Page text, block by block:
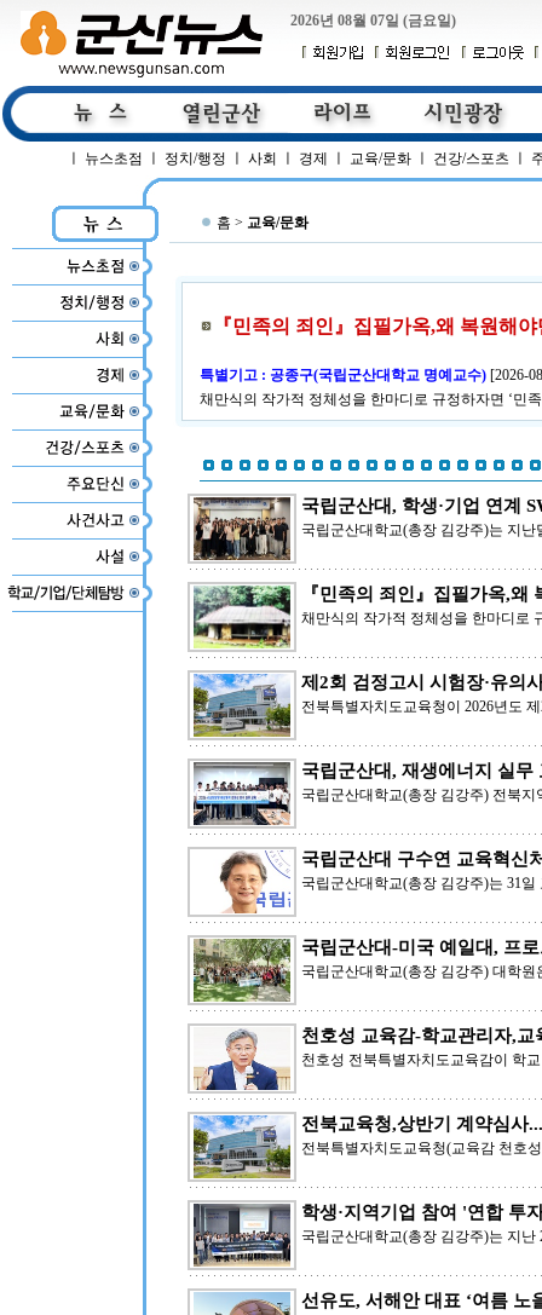
2026년 08월 07일 (금요일)
뉴스초점 정치/행정 사회 경제 교육/문화 건강/스포츠
홈 > 교육/문화
『민족의 죄인』집필가옥,왜 복원해
특별기고 : 공종구(국립군산대학교 명예교수) [2026-
채만식의 작가적 정체성을 한마디로 규정하자면 ‘민
국립군산대, 학생·기업 연계
국립군산대학교(총장 김강주)는 지난
『민족의 죄인』집필가옥,왜
채만식의 작가적 정체성을 한마디로
제2회 검정고시 시험장·유의
전북특별자치도교육청이 2026년도
국립군산대, 재생에너지 실무
국립군산대학교(총장 김강주) 전북
국립군산대 구수연 교육혁신
국립군산대학교(총장 김강주)는 31
국립군산대-미국 예일대, 프
국립군산대학교(총장 김강주) 대학
천호성 교육감-학교관리자,교
천호성 전북특별자치도교육감이 학
전북교육청,상반기 계약심사
전북특별자치도교육청(교육감 천호
학생·지역기업 참여 '연합 투
국립군산대학교(총장 김강주)는 지
선유도, 서해안 대표 ‘여름 노